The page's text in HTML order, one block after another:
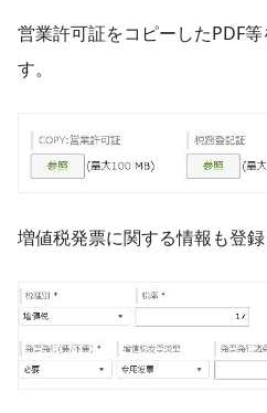
営業許可証をコピーしたPDF
す。
増値税発票に関する情報も登録